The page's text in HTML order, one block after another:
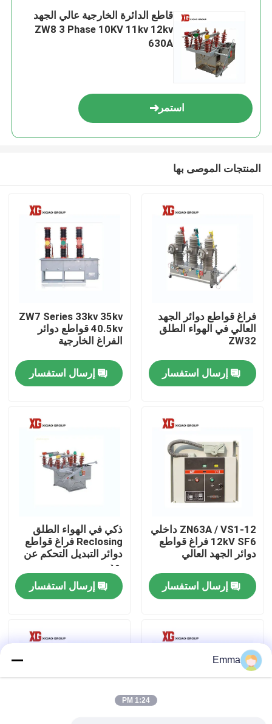
منزل، بيت
معلومات عنا
جولة في المعمل
مراقبة الجودة
اتصل بنا
اطلب اقتباس
تبديل كسر تحميل الهواء
SF6 تبديل كسر الحمل
قاطع الدائرة الخارجية عالي الجهد
ZW8 3 Phase 10KV 11kv 12kv
630A
استمر
المنتجات الموصى بها
فراغ قواطع دوائر الجهد
العالي في الهواء الطلق
ZW32
إرسال استفسار
ZW7 Series 33kv 35kv
40.5kv قواطع دوائر
الفراغ الخارجية
إرسال استفسار
ZN63A / VS1-12 داخلي
12kV SF6 فراغ قواطع
دوائر الجهد العالي
إرسال استفسار
ذكي في الهواء الطلق
Reclosing فراغ قواطع
دوائر التبديل التحكم عن
بعد
إرسال استفسار
Emma
1:24 PM